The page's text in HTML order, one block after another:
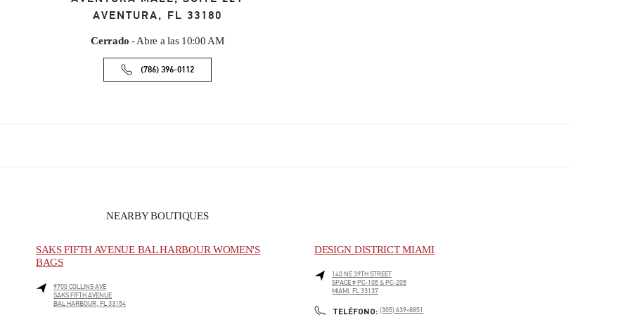
AVENTURA, FL 33180
Cerrado - Abre a las 10:00 AM
(786) 396-0112
NEARBY BOUTIQUES
SAKS FIFTH AVENUE BAL HARBOUR WOMEN'S
BAGS
9700 COLLINS AVE
SAKS FIFTH AVENUE
BAL HARBOUR, FL33154
DESIGN DISTRICT MIAMI
140 NE 39TH STREET
SPACE # PC-105 & PC-205
MIAMI , FL33137
TELÉFONO: PHONE
(305) 639-8851